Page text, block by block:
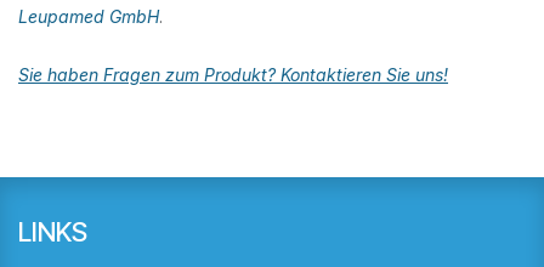
Leupamed GmbH.
Sie haben Fragen zum Produkt? Kontaktieren Sie uns!
LINKS